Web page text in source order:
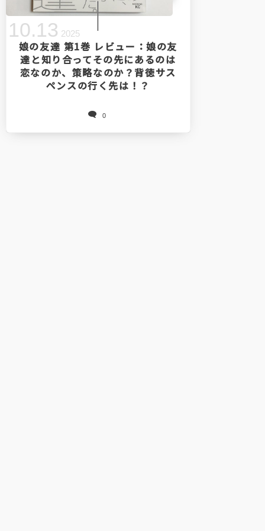
娘の友達 第1巻 レビュー：娘の友
達と知り合ってその先にあるのは
恋なのか、策略なのか？背徳サス
ペンスの行く先は！？
0
10.13 2025